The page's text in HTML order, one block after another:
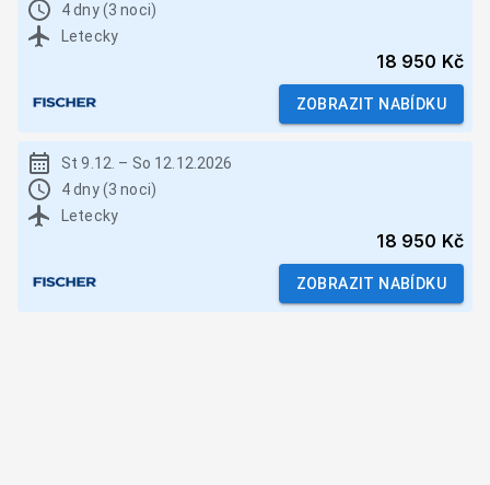
4 dny (3 noci)
Letecky
18 950 Kč
ZOBRAZIT NABÍDKU
St 9.12. – So 12.12.2026
4 dny (3 noci)
Letecky
18 950 Kč
ZOBRAZIT NABÍDKU